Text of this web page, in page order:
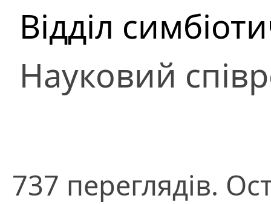
Відділ
Науковий
737 переглядів.